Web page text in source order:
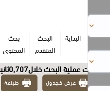
البداية
البحث
بحث
المحتوى
البحث خلال0,707ثانية عدد
عرض كجدول طباعة